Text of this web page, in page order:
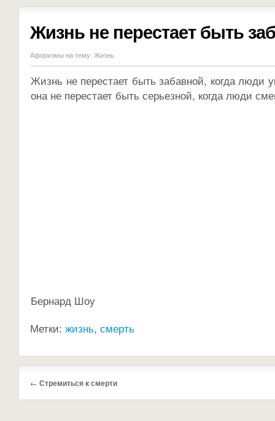
Жизнь не перестает быть
Афоризмы на тему: Жизнь
Жизнь не перестает быть забавной, когда люди
она не перестает быть серьезной, когда люди
Бернард Шоу
Метки: жизнь, смерть
← Стремиться к смерти